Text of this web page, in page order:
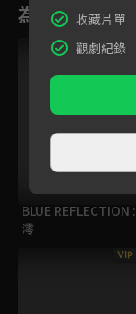
為您推薦
BLUE REFLECTION :
澪
VIP
收藏片單
觀劇紀錄